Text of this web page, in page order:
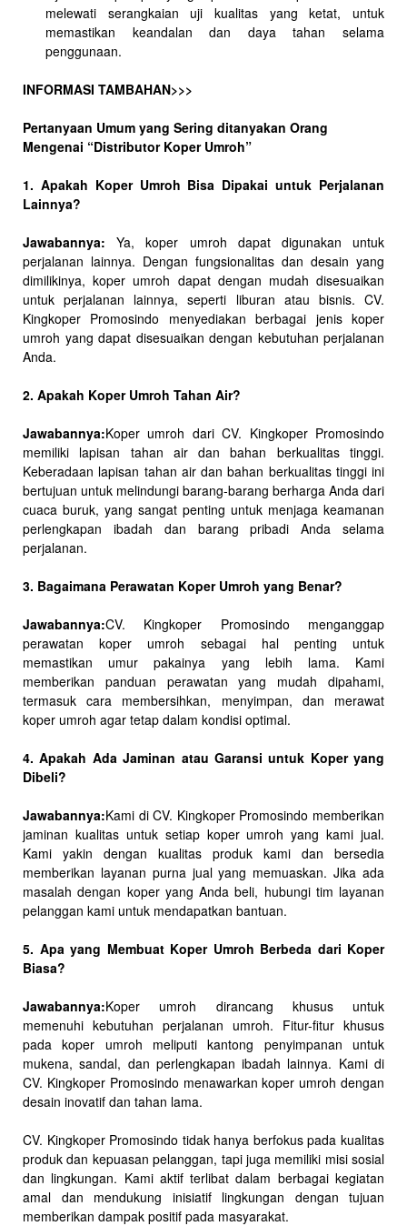
melewati serangkaian uji kualitas yang ketat, untuk
memastikan keandalan dan daya tahan selama
penggunaan.
INFORMASI TAMBAHAN>>>
Pertanyaan Umum yang Sering ditanyakan Orang
Mengenai “Distributor Koper Umroh”
1. Apakah Koper Umroh Bisa Dipakai untuk Perjalanan
Lainnya?
Jawabannya: Ya, koper umroh dapat digunakan untuk
perjalanan lainnya. Dengan fungsionalitas dan desain yang
dimilikinya, koper umroh dapat dengan mudah disesuaikan
untuk perjalanan lainnya, seperti liburan atau bisnis. CV.
Kingkoper Promosindo menyediakan berbagai jenis koper
umroh yang dapat disesuaikan dengan kebutuhan perjalanan
Anda.
2. Apakah Koper Umroh Tahan Air?
Jawabannya:Koper umroh dari CV. Kingkoper Promosindo
memiliki lapisan tahan air dan bahan berkualitas tinggi.
Keberadaan lapisan tahan air dan bahan berkualitas tinggi ini
bertujuan untuk melindungi barang-barang berharga Anda dari
cuaca buruk, yang sangat penting untuk menjaga keamanan
perlengkapan ibadah dan barang pribadi Anda selama
perjalanan.
3. Bagaimana Perawatan Koper Umroh yang Benar?
Jawabannya:CV. Kingkoper Promosindo menganggap
perawatan koper umroh sebagai hal penting untuk
memastikan umur pakainya yang lebih lama. Kami
memberikan panduan perawatan yang mudah dipahami,
termasuk cara membersihkan, menyimpan, dan merawat
koper umroh agar tetap dalam kondisi optimal.
4. Apakah Ada Jaminan atau Garansi untuk Koper yang
Dibeli?
Jawabannya:Kami di CV. Kingkoper Promosindo memberikan
jaminan kualitas untuk setiap koper umroh yang kami jual.
Kami yakin dengan kualitas produk kami dan bersedia
memberikan layanan purna jual yang memuaskan. Jika ada
masalah dengan koper yang Anda beli, hubungi tim layanan
pelanggan kami untuk mendapatkan bantuan.
5. Apa yang Membuat Koper Umroh Berbeda dari Koper
Biasa?
Jawabannya:Koper umroh dirancang khusus untuk
memenuhi kebutuhan perjalanan umroh. Fitur-fitur khusus
pada koper umroh meliputi kantong penyimpanan untuk
mukena, sandal, dan perlengkapan ibadah lainnya. Kami di
CV. Kingkoper Promosindo menawarkan koper umroh dengan
desain inovatif dan tahan lama.
CV. Kingkoper Promosindo tidak hanya berfokus pada kualitas
produk dan kepuasan pelanggan, tapi juga memiliki misi sosial
dan lingkungan. Kami aktif terlibat dalam berbagai kegiatan
amal dan mendukung inisiatif lingkungan dengan tujuan
memberikan dampak positif pada masyarakat.